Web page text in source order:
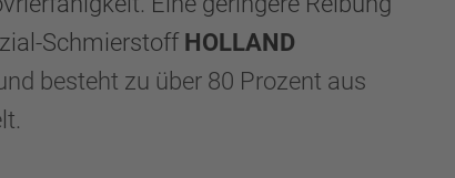
Schmierstoff HOLLAND
besteht zu über 80 Prozent aus